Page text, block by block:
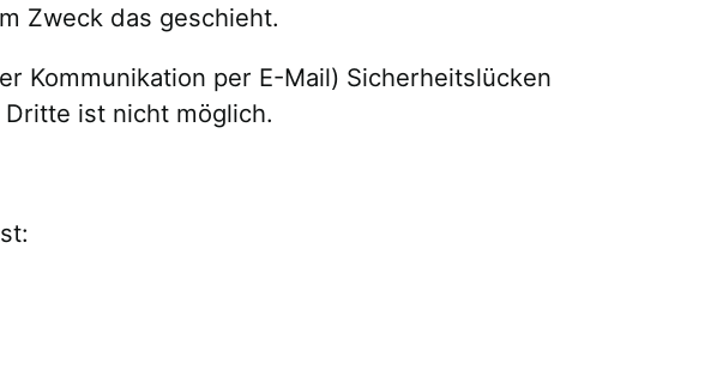
Zweck das geschieht.
Kommunikation per E-Mail) Sicherheitslücken
ist nicht möglich.